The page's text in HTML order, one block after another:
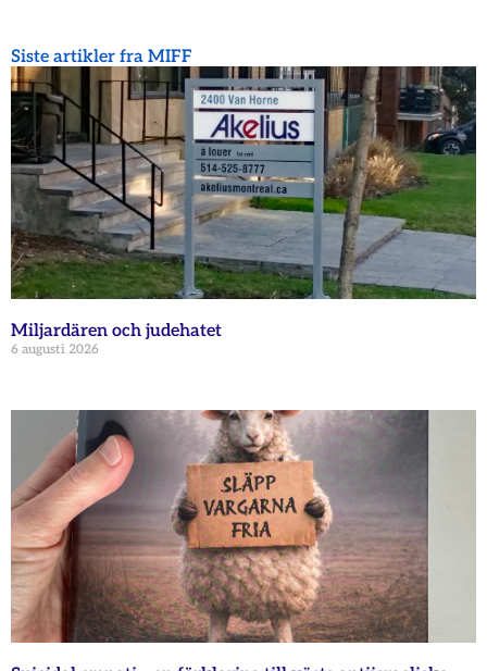
Siste artikler fra MIFF
Miljardären och judehatet
6 augusti 2026